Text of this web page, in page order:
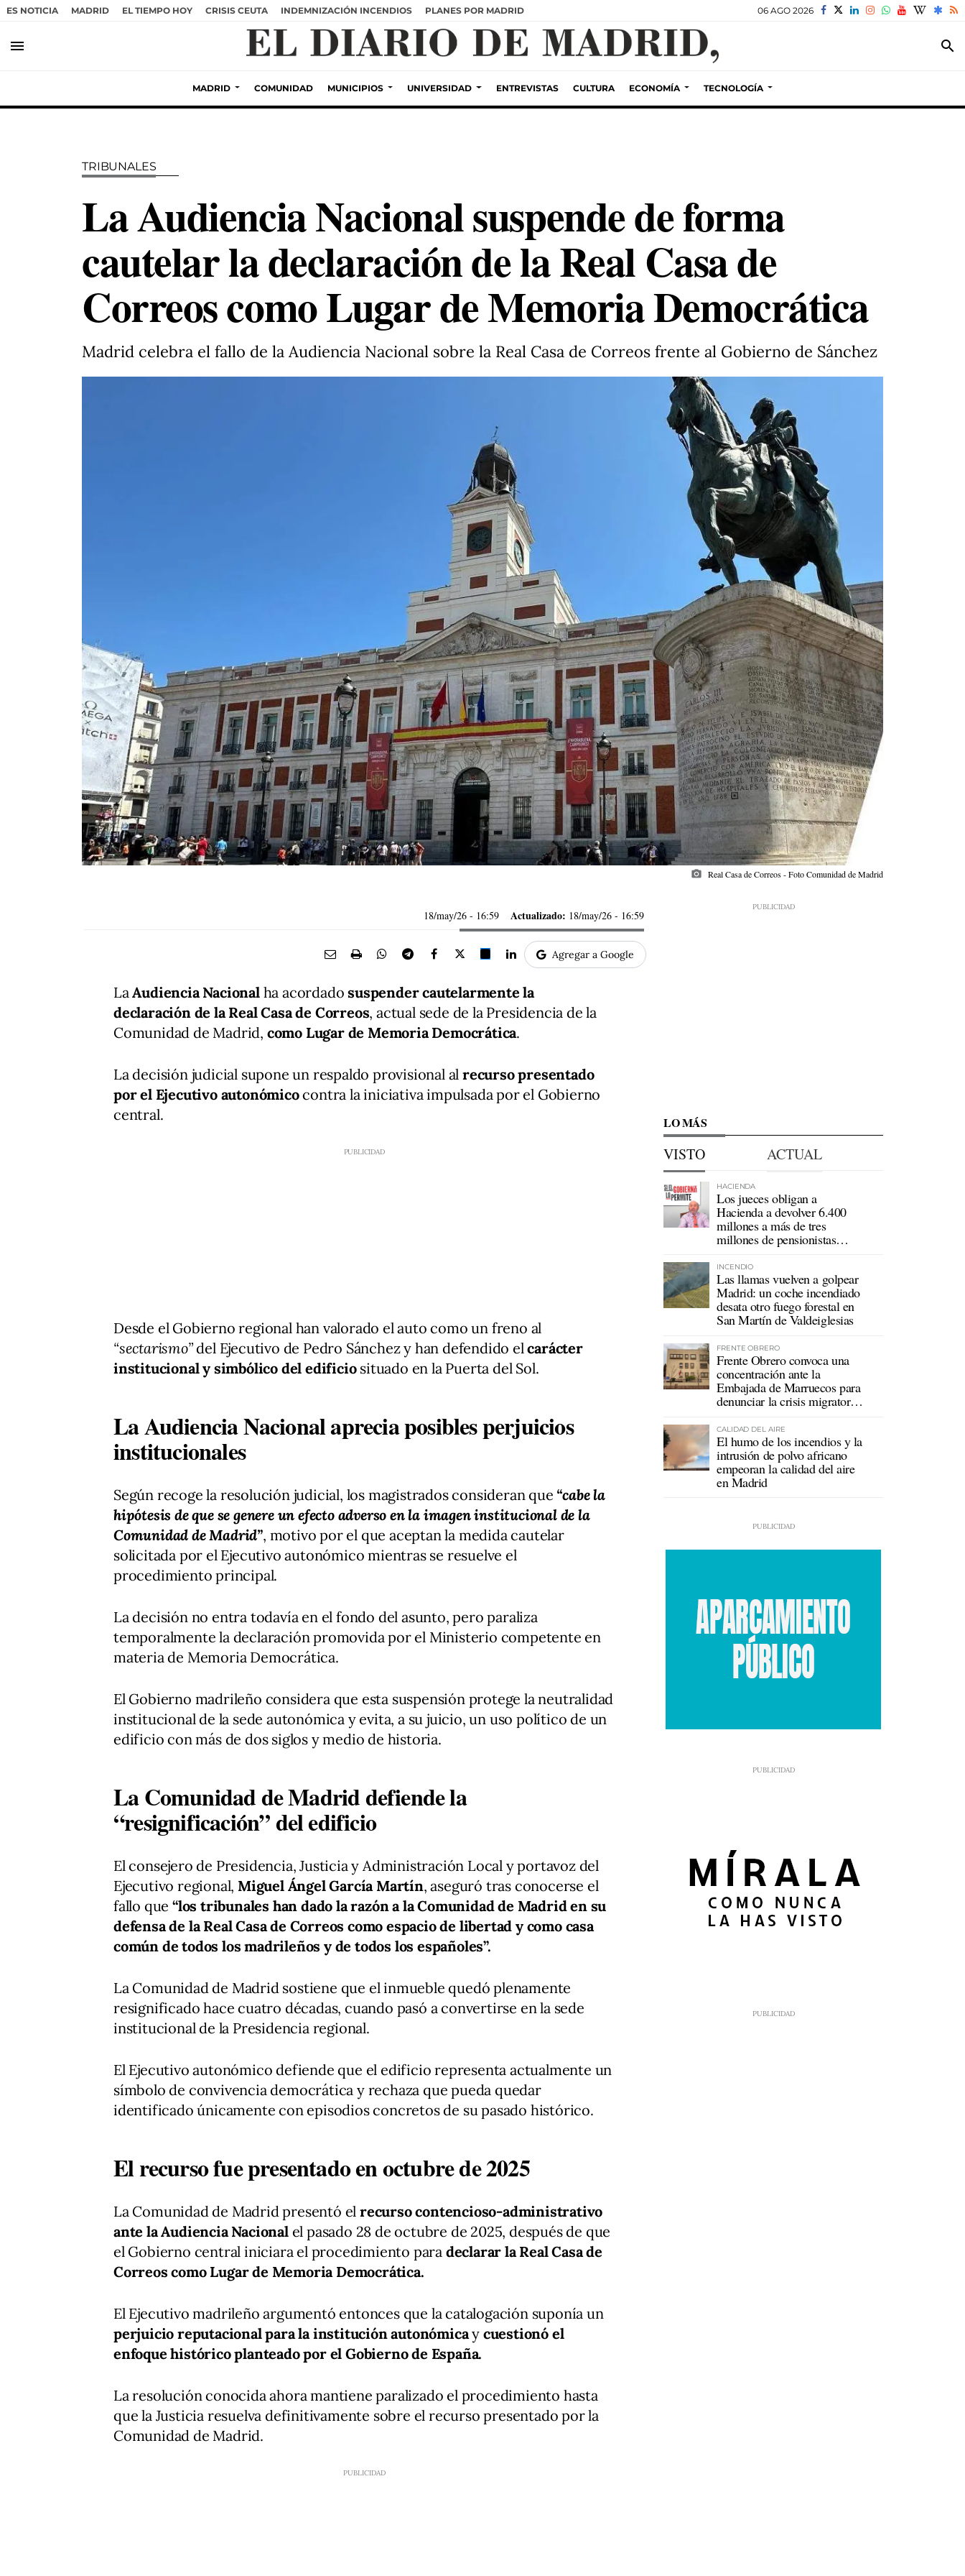
ES NOTICIA MADRID EL TIEMPO HOY CRISIS CEUTA INDEMNIZACIÓN INCENDIOS PLANES POR MADRID 06 AGO 2026
menu search
MADRID COMUNIDAD MUNICIPIOS UNIVERSIDAD ENTREVISTAS CULTURA ECONOMÍA TECNOLOGÍA
TRIBUNALES
La Audiencia Nacional suspende de forma
cautelar la declaración de la Real Casa de
Correos como Lugar de Memoria Democrática
Madrid celebra el fallo de la Audiencia Nacional sobre la Real Casa de Correos frente al Gobierno de Sánchez
photo_camera Real Casa de Correos - Foto Comunidad de Madrid
18/may/26 - 16:59 Actualizado: 18/may/26 - 16:59
Agregar a Google
La Audiencia Nacionalha acordadosuspender cautelarmente la
declaración de la Real Casa de Correos, actual sede de la Presidencia de la
Comunidad de Madrid, como Lugar de Memoria Democrática.
La decisión judicial supone un respaldo provisional al recurso presentado
por el Ejecutivo autonómicocontra la iniciativa impulsada por el Gobierno
central.
Desde el Gobierno regional han valorado el auto como un freno al
“sectarismo”del Ejecutivo de Pedro Sánchez y han defendido el carácter
institucional y simbólico del edificiosituado en la Puerta del Sol.
La Audiencia Nacional aprecia posibles perjuicios
institucionales
Según recoge la resolución judicial, los magistrados consideran que “cabe la
hipótesis de que se genere un efecto adverso en la imagen institucional de la
Comunidad de Madrid”, motivo por el que aceptan la medida cautelar
solicitada por el Ejecutivo autonómico mientras se resuelve el
procedimiento principal.
La decisión no entra todavía en el fondo del asunto, pero paraliza
temporalmente la declaración promovida por el Ministerio competente en
materia de Memoria Democrática.
El Gobierno madrileño considera que esta suspensión protege la neutralidad
institucional de la sede autonómica y evita, a su juicio, un uso político de un
edificio con más de dos siglos y medio de historia.
La Comunidad de Madrid defiende la
“resignificación” del edificio
El consejero de Presidencia, Justicia y Administración Local y portavoz del
Ejecutivo regional, Miguel Ángel García Martín, aseguró tras conocerse el
fallo que“los tribunales han dado la razón a la Comunidad de Madrid en su
defensa de la Real Casa de Correos como espacio de libertad y como casa
común de todos los madrileños y de todos los españoles”.
La Comunidad de Madrid sostiene que el inmueble quedó plenamente
resignificado hace cuatro décadas, cuando pasó a convertirse en la sede
institucional de la Presidencia regional.
El Ejecutivo autonómico defiende que el edificio representa actualmente un
símbolo de convivencia democrática y rechaza que pueda quedar
identificado únicamente con episodios concretos de su pasado histórico.
El recurso fue presentado en octubre de 2025
La Comunidad de Madrid presentó el recurso contencioso-administrativo
ante la Audiencia Nacionalel pasado 28 de octubre de 2025, después de que
el Gobierno central iniciara el procedimiento para declarar la Real Casa de
Correos como Lugar de Memoria Democrática.
El Ejecutivo madrileño argumentó entonces que la catalogación suponía un
perjuicio reputacional para la institución autonómicay cuestionó el
enfoque histórico planteado por el Gobierno de España.
La resolución conocida ahora mantiene paralizado el procedimiento hasta
que la Justicia resuelva definitivamente sobre el recurso presentado por la
Comunidad de Madrid.
LO MÁS
VISTO ACTUAL
HACIENDA
Los jueces obligan a
Hacienda a devolver 6.400
millones a más de tres
millones de pensionistas
INCENDIO
Las llamas vuelven a golpear
Madrid: un coche incendiado
desata otro fuego forestal en
San Martín de Valdeiglesias
FRENTE OBRERO
Frente Obrero convoca una
concentración ante la
Embajada de Marruecos para
denunciar la crisis migratoria
CALIDAD DEL AIRE
El humo de los incendios y la
intrusión de polvo africano
empeoran la calidad del aire
en Madrid